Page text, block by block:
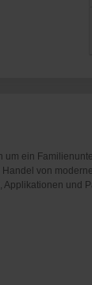
um ein
von
Applikationen und